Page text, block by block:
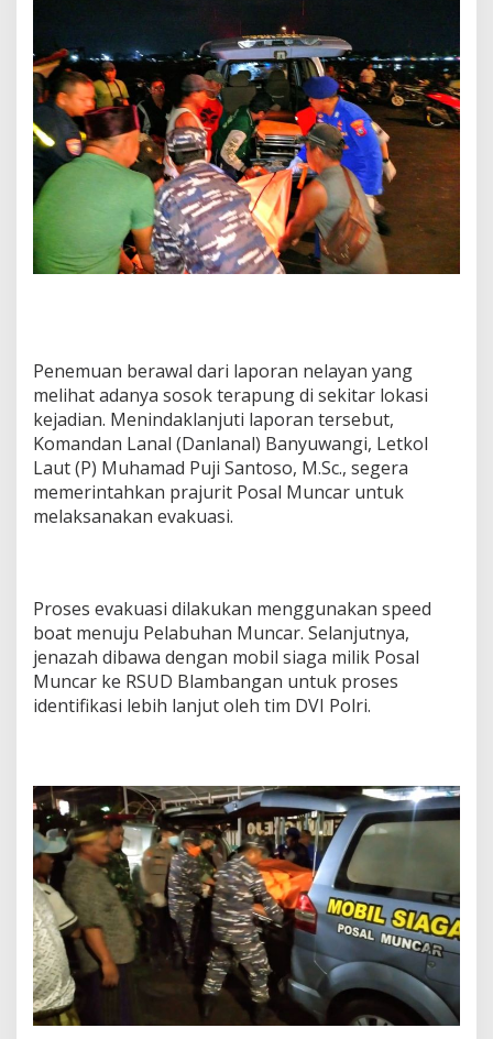
Penemuan berawal dari laporan nelayan yang
melihat adanya sosok terapung di sekitar lokasi
kejadian. Menindaklanjuti laporan tersebut,
Komandan Lanal (Danlanal) Banyuwangi, Letkol
Laut (P) Muhamad Puji Santoso, M.Sc., segera
memerintahkan prajurit Posal Muncar untuk
melaksanakan evakuasi.
Proses evakuasi dilakukan menggunakan speed
boat menuju Pelabuhan Muncar. Selanjutnya,
jenazah dibawa dengan mobil siaga milik Posal
Muncar ke RSUD Blambangan untuk proses
identifikasi lebih lanjut oleh tim DVI Polri.